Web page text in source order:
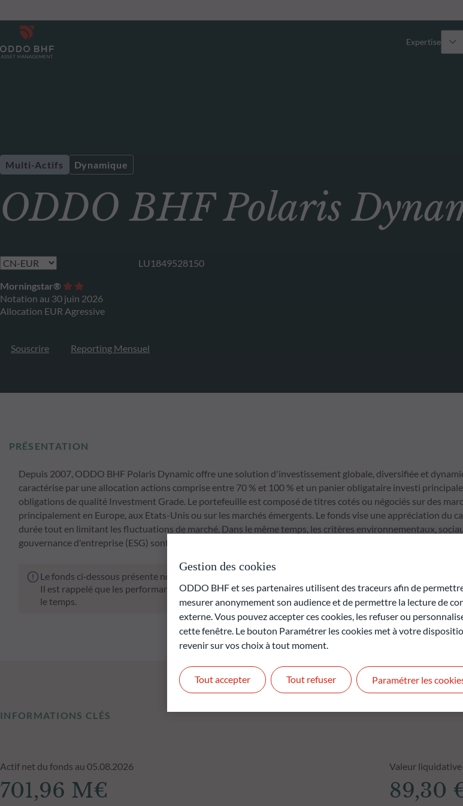
Expertise
ETF actifs
ODDO BHF Polaris
Multi-Actifs Dynamique
LU1849528150
Morningstar®
Notation au 30 juin 2026
Allocation EUR Agressive
Souscrire Reporting Mensuel
PRÉSENTATION
Depuis 2007, ODDO BHF Polaris Dynamic offre une solution d'investissement globale, diversifiée et
caractérise par une allocation actions comprise entre 70 % et 100 % et un panier obligataire investi
obligations de qualité Investment Grade. Le portefeuille est composé de titres cotés ou négociés sur des
principalement en Europe, aux Etats-Unis ou sur les marchés émergents. Le fonds vise une appréciation du
durée tout en limitant les fluctuations de marché. Dans le même temps, les critères environnementaux,
gouvernance d'entreprise (ESG) sont pleinement pris en compte dans le processus d'investissement.
Le fonds ci‑dessous présente notamment un risque de perte en capital.
Il est rappelé que les performances passées ne préjugent pas des performances futures et ne sont pas
le temps.
INFORMATIONS CLÉS
Actif net du fonds au 05.08.2026
701,96 M€
Valeur
89,30
Gestion des cookies
ODDO BHF et ses partenaires utilisent des traceurs afin de
mesurer anonymement son audience et de permettre la lecture de
externe. Vous pouvez accepter ces cookies, les refuser ou
cette fenêtre. Le bouton Paramétrer les cookies met à votre
revenir sur vos choix à tout moment.
Tout refuser
Tout accepter Paramétrer les